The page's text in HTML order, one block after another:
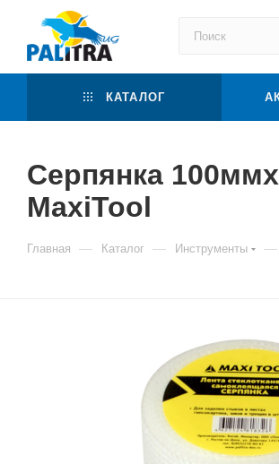
КАТАЛОГ
Серпянка
MaxiTool
Главная — Каталог — Инструменты —